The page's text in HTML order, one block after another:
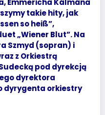
Emmericha Kálmána
takie hity, jak
so heiß”,
„Wiener Blut”. Na
Szmyd (sopran) i
z Orkiestrą
pod dyrekcją
dyrektora
dyrygenta orkiestry